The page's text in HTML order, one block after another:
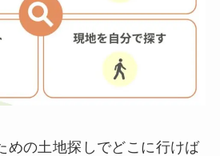
めの土地探しでどこに行けば